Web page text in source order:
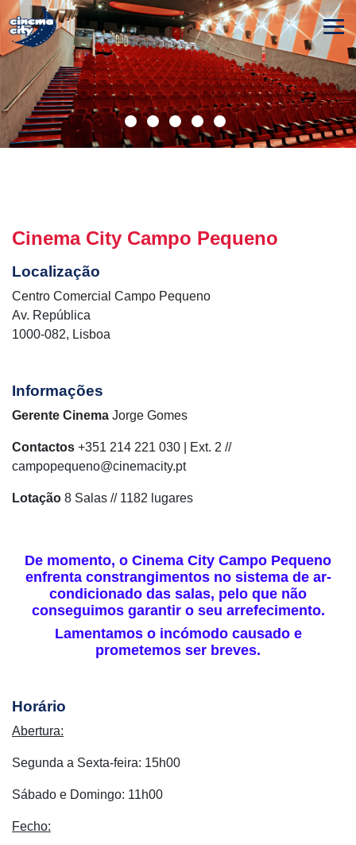
Cinema City Campo Pequeno
Localização
Centro Comercial Campo Pequeno
Av. República
1000-082, Lisboa
Informações
Gerente Cinema Jorge Gomes
Contactos +351 214 221 030 | Ext. 2 //
campopequeno@cinemacity.pt
Lotação 8 Salas // 1182 lugares
De momento, o Cinema City Campo Pequeno
enfrenta constrangimentos no sistema de ar-
condicionado das salas, pelo que não
conseguimos garantir o seu arrefecimento.
Lamentamos o incómodo causado e
prometemos ser breves.
Horário
Abertura:
Segunda a Sexta-feira: 15h00
Sábado e Domingo: 11h00
Fecho: